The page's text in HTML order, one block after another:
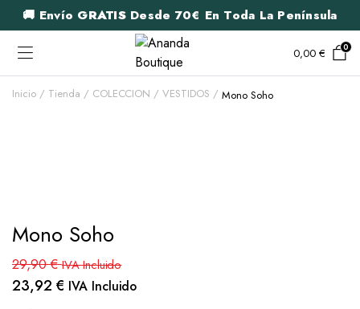
🚚 Envío GRATISDesde 70€ En Toda La Península
0,00 € 0
Inicio Tienda COLECCION VESTIDOS Mono Soho
Mono Soho
29,90€ IVA Incluido
23,92 € IVA Incluido